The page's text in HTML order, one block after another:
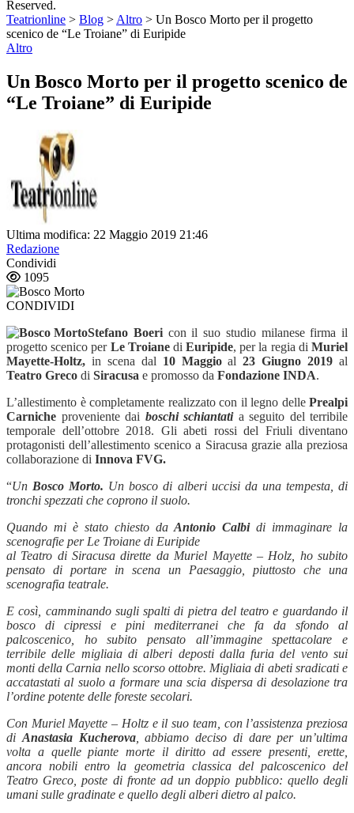
Reserved.
Teatrionline > Blog > Altro > Un Bosco Morto per il progetto
scenico de “Le Troiane” di Euripide
Altro
Un Bosco Morto per il progetto scenico de
“Le Troiane” di Euripide
Ultima modifica: 22 Maggio 2019 21:46
Redazione
Condividi
1095
CONDIVIDI
Stefano Boericon il suo studio milanese firma il
progetto scenico per Le TroianediEuripide, per la regia diMuriel
Mayette-Holtz, in scena dal 10 Maggioal23 Giugno 2019 al
Teatro Greco di Siracusa e promosso da Fondazione INDA.
L’allestimento è completamente realizzato con il legno delle Prealpi
Carniche proveniente dai boschi schiantatia seguito del terribile
temporale dell’ottobre 2018. Gli abeti rossi del Friuli diventano
protagonisti dell’allestimento scenico a Siracusa grazie alla preziosa
collaborazione di Innova FVG.
“Un Bosco Morto. Un bosco di alberi uccisi da una tempesta, di
tronchi spezzati che coprono il suolo.
Quando mi è stato chiesto daAntonio Calbidi immaginare la
scenografie per Le Troiane di Euripide
al Teatro di Siracusa dirette da Muriel Mayette – Holz, ho subito
pensato di portare in scena un Paesaggio, piuttosto che una
scenografia teatrale.
E così, camminando sugli spalti di pietra del teatro e guardando il
bosco di cipressi e pini mediterranei che fa da sfondo al
palcoscenico, ho subito pensato all’immagine spettacolare e
terribile delle migliaia di alberi deposti dalla furia del vento sui
monti della Carnia nello scorso ottobre. Migliaia di abeti sradicati e
accatastati al suolo a formare una scia dispersa di desolazione tra
l’ordine potente delle foreste secolari.
Con Muriel Mayette – Holtz e il suo team, con l’assistenza preziosa
di Anastasia Kucherova, abbiamo deciso di dare per un’ultima
volta a quelle piante morte il diritto ad essere presenti, erette,
ancora nobili entro la geometria classica del palcoscenico del
Teatro Greco, poste di fronte ad un doppio pubblico: quello degli
umani sulle gradinate e quello degli alberi dietro al palco.